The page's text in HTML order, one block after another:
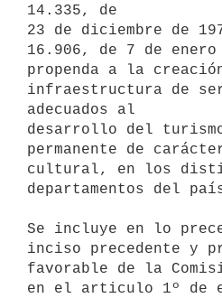
14.335, de
23 de diciembre de
16.906, de 7 de
propenda a la
infraestructura de
adecuados al
desarrollo del
permanente de
cultural, en los
departamentos del
Se incluye en lo
inciso precedente y
favorable de la
en el articulo 1º de